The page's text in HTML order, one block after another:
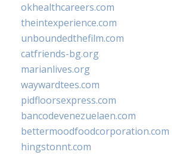
okhealthcareers.com
theintexperience.com
unboundedthefilm.com
catfriends-bg.org
marianlives.org
waywardtees.com
pidfloorsexpress.com
bancodevenezuelaen.com
bettermoodfoodcorporation.com
hingstonnt.com